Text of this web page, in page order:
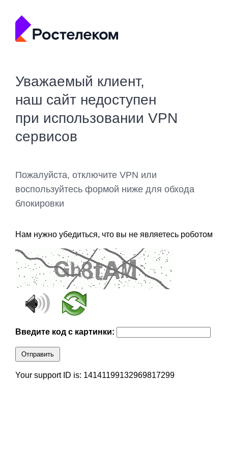
Уважаемый клиент,
наш сайт недоступен
при использовании VPN
сервисов
Пожалуйста, отключите VPN или
воспользуйтесь формой ниже для обхода
блокировки
Нам нужно убедиться, что вы не являетесь роботом
Введите код с картинки:
Отправить
Your support ID is: 14141199132969817299